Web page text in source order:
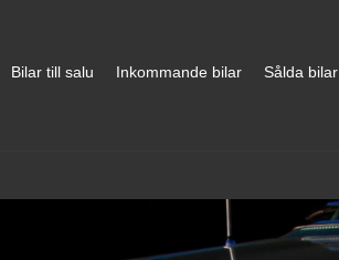
Bilar till salu Inkommande bilar Sålda bilar